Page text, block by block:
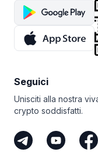
Seguici
Unisciti alla nostra
crypto soddisfatti.